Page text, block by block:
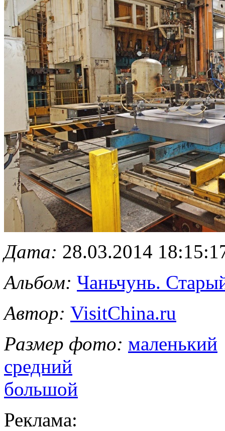
Дата: 28.03.2014
Альбом: Чаньчунь.
Автор: VisitChina.ru
Размер фото: маленький
средний
большой
Реклама: